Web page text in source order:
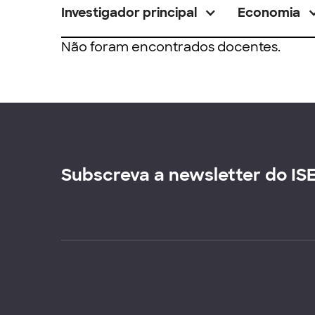
Investigador principal Economia
Não foram encontrados docentes.
Subscreva a newsletter do